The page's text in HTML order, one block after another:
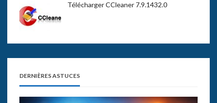
Télécharger CCleaner 7.9.1432.0
DERNIÈRES ASTUCES